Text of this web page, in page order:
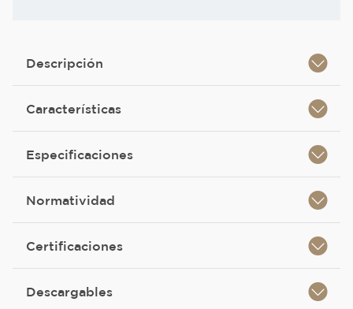
Descripción
Características
Especificaciones
Normatividad
Certificaciones
Descargables